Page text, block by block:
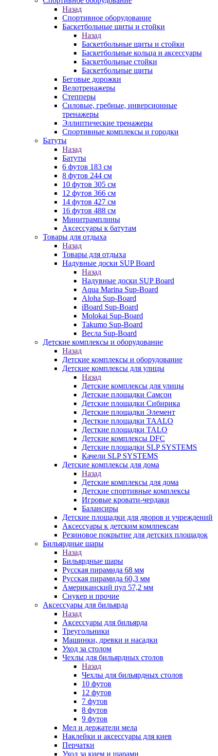
Назад
Спортивное оборудование
Баскетбольные щиты и стойки
Назад
Баскетбольные щиты и стойки
Баскетбольные кольца и аксессуары
Баскетбольные стойки
Баскетбольные щиты
Беговые дорожки
Велотренажеры
Степперы
Силовые, гребные, инверсионные
тренажеры
Эллиптические тренажеры
Спортивные комплексы и городки
Батуты
Назад
Батуты
6 футов 183 см
8 футов 244 см
10 футов 305 см
12 футов 366 см
14 футов 427 см
16 футов 488 см
Минитрамплины
Аксессуары к батутам
Товары для отдыха
Назад
Товары для отдыха
Надувные доски SUP Board
Назад
Надувные доски SUP Board
Aqua Marina Sup-Board
Aloha Sup-Board
iBoard Sup-Board
Molokai Sup-Board
Takumo Sup-Board
Весла Sup-Board
Детские комплексы и оборудование
Назад
Детские комплексы и оборудование
Детские комплексы для улицы
Назад
Детские комплексы для улицы
Детские площадки Самсон
Детские площадки Сибирика
Детские площадки Элемент
Десткие площадки TAALO
Десткие площадки TALO
Детские комплексы DFC
Детские площадки SLP SYSTEMS
Качели SLP SYSTEMS
Детские комплексы для дома
Назад
Детские комплексы для дома
Детские спортивные комплексы
Игровые кровати-чердаки
Балансиры
Детские площадки для дворов и учреждений
Аксессуары к детским комлпексам
Резиновое покрытие для детских площадок
Бильярдные шары
Назад
Бильярдные шары
Русская пирамида 68 мм
Русская пирамида 60,3 мм
Американский пул 57,2 мм
Снукер и прочие
Аксессуары для бильярда
Назад
Аксессуары для бильярда
Треугольники
Машинки, древки и насадки
Уход за столом
Чехлы для бильярдных столов
Назад
Чехлы для бильярдных столов
10 футов
12 футов
7 футов
8 футов
9 футов
Мел и держатели мела
Наклейки и аксессуары для киев
Перчатки
Уход за кием и шарами